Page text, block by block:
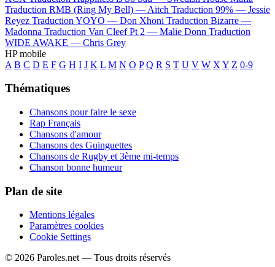
Traduction RMB (Ring My Bell) — Aitch Traduction 99% — Jessie
Reyez Traduction YOYO — Don Xhoni Traduction Bizarre —
Madonna Traduction Van Cleef Pt 2 — Malie Donn Traduction
WIDE AWAKE — Chris Grey
HP mobile
A B C D E F G H I J K L M N O P Q R S T U V W X Y Z 0-9
Thématiques
Chansons pour faire le sexe
Rap Français
Chansons d'amour
Chansons des Guinguettes
Chansons de Rugby et 3ème mi-temps
Chanson bonne humeur
Plan de site
Mentions légales
Paramètres cookies
Cookie Settings
© 2026 Paroles.net — Tous droits réservés